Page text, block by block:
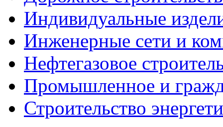
Индивидуальные
Инженерные сети и
Нефтегазовое
Промышленное и
Строительство